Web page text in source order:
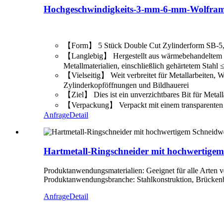
Hochgeschwindigkeits-3-mm-6-mm-
【Form】 5 Stück Double Cut Zylinderform SB-
【Langlebig】 Hergestellt aus
Metallmaterialien, einschließlich gehärtetem Stahl
【Vielseitig】 Weit verbreitet für Metallarbeiten,
Zylinderkopföffnungen und Bildhauerei
【Ziel】 Dies ist ein unverzichtbares Bit für
【Verpackung】 Verpackt mit einem
AnfrageDetail
Hartmetall-Ringschneider mit
Produktanwendungsmaterialien: Geeignet für alle Arten
Produktanwendungsbranche: Stahlkonstruktion,
AnfrageDetail